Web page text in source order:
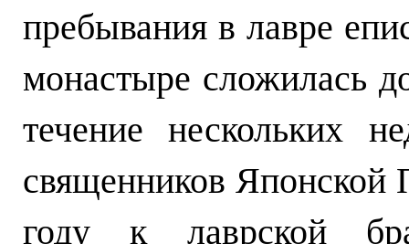
пребывания в лавре
монастыре сложилась
течение нескольких
священников
году к лаврской